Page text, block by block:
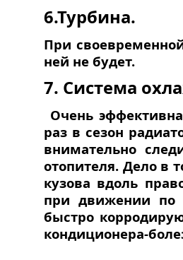
6.Турбина.
При
ней не будет.
7. Система
Очень
раз в сезон
внимательно
отопителя. Дело в
кузова вдоль
при движении
быстро
кондиционера-